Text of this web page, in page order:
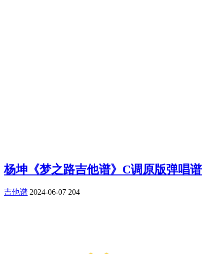
杨坤《梦之路吉他谱》C调原版弹唱谱
吉他谱 2024-06-07 204